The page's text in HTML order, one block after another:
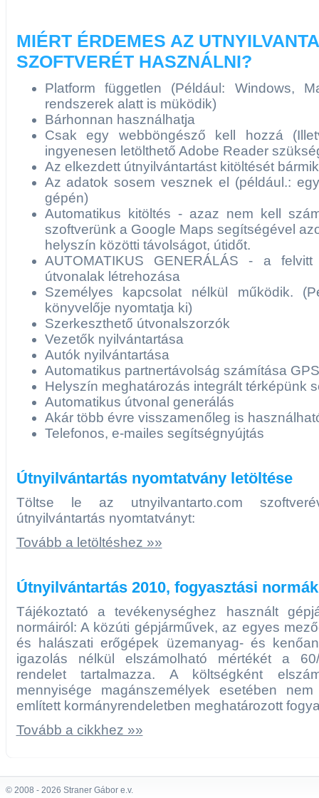
MIÉRT ÉRDEMES AZ
SZOFTVERÉT HASZNÁLNI?
Platform független (Például: Windows,
rendszerek alatt is müködik)
Bárhonnan használhatja
Csak egy webböngésző kell hozzá
ingyenesen letölthető Adobe Reader
Az elkezdett útnyilvántartást kitöltését
Az adatok sosem vesznek el (például.:
gépén)
Automatikus kitöltés - azaz nem kell
szoftverünk a Google Maps segítségével
helyszín közötti távolságot, útidőt.
AUTOMATIKUS GENERÁLÁS - a
útvonalak létrehozása
Személyes kapcsolat nélkül működik.
könyvelője nyomtatja ki)
Szerkeszthető útvonalszorzók
Vezetők nyilvántartása
Autók nyilvántartása
Automatikus partnertávolság számítása
Helyszín meghatározás integrált térképünk
Automatikus útvonal generálás
Akár több évre visszamenőleg is
Telefonos, e-mailes segítségnyújtás
Útnyilvántartás nyomtatvány letöltése
Töltse le az utnyilvantarto.com
útnyilvántartás nyomtatványt:
Tovább a letöltéshez »»
Útnyilvántartás 2010, fogyasztási
Tájékoztató a tevékenységhez használt
normáiról: A közúti gépjárművek, az egyes
és halászati erőgépek üzemanyag- és
igazolás nélkül elszámolható mértékét a
rendelet tartalmazza. A költségként
mennyisége magánszemélyek esetében
említett kormányrendeletben meghatározott
Tovább a cikkhez »»
© 2008 - 2026 Straner Gábor e.v.